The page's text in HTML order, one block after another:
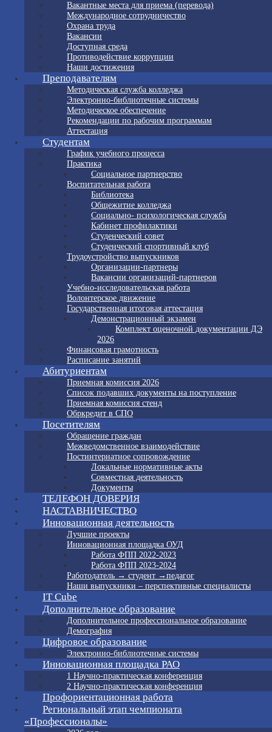
Вакантные места для приема (перевода)
Международное сотрудничество
Охрана труда
Вакансии
Доступная среда
Противодействие коррупции
Наши достижения
Преподавателям
Методическая служба колледжа
Электронно-библиотечные системы
Методическое обеспечение
Рекомендации по рабочим программам
Аттестация
Студентам
График учебного процесса
Практика
Социальное партнерство
Воспитательная работа
Библиотека
Общежитие колледжа
Социально- психологическая служба
Кабинет профилактики
Студенческий совет
Студенческий спортивный клуб
Трудоустройство выпускников
Организации-партнеры
Вакансии организаций-партнеров
Учебно-исследовательская работа
Волонтерское движение
Государственная итоговая аттестация
Демонстрационный экзамен
Комплект оценочной документации ДЭ
2026
Финансовая грамотность
Расписание занятий
Абитуриентам
Приемная комиссия 2026
Список подавших документы на поступление
Приемная комиссия стенд
Обркредит в СПО
Посетителям
Обращение граждан
Межведомственное взаимодействие
Постинтернатное сопровождение
Локальные нормативные акты
Совместная деятельность
Документы
ТЕЛЕФОН ДОВЕРИЯ
НАСТАВНИЧЕСТВО
Инновационная деятельность
Лучшие проекты
Инновационная площадка ОУД
Работа ФПП 2022-2023
Работа ФПП 2023-2024
Работодатель → студент →педагог
Наши выпускники – перспективные специалисты
IT Cube
Дополнительное образование
Дополнительное профессиональное образование
Демография
Цифровое образование
Электронно-библиотечные системы
Инновационная площадка РАО
1 Научно-практическая конференция
2 Научно-практическая конференция
Профориентационная работа
Региональный этап чемпионата
«Профессионалы»